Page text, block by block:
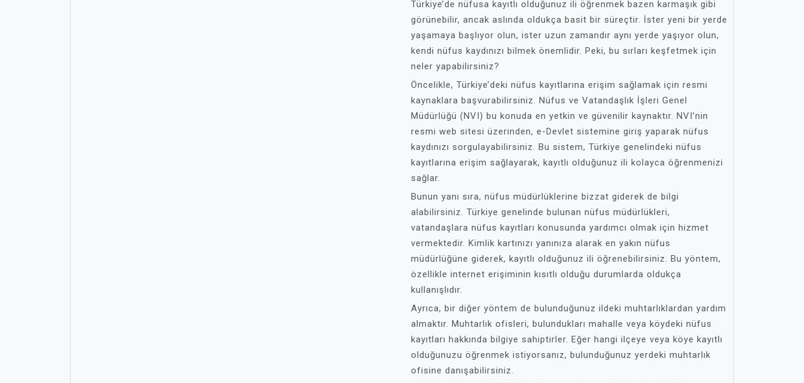
Türkiye’de nüfusa kayıtlı olduğunuz ili öğrenmek bazen karmaşık gibi
görünebilir, ancak aslında oldukça basit bir süreçtir. İster yeni bir yerde
yaşamaya başlıyor olun, ister uzun zamandır aynı yerde yaşıyor olun,
kendi nüfus kaydınızı bilmek önemlidir. Peki, bu sırları keşfetmek için
neler yapabilirsiniz?
Öncelikle, Türkiye’deki nüfus kayıtlarına erişim sağlamak için resmi
kaynaklara başvurabilirsiniz. Nüfus ve Vatandaşlık İşleri Genel
Müdürlüğü (NVI) bu konuda en yetkin ve güvenilir kaynaktır. NVI’nin
resmi web sitesi üzerinden, e-Devlet sistemine giriş yaparak nüfus
kaydınızı sorgulayabilirsiniz. Bu sistem, Türkiye genelindeki nüfus
kayıtlarına erişim sağlayarak, kayıtlı olduğunuz ili kolayca öğrenmenizi
sağlar.
Bunun yanı sıra, nüfus müdürlüklerine bizzat giderek de bilgi
alabilirsiniz. Türkiye genelinde bulunan nüfus müdürlükleri,
vatandaşlara nüfus kayıtları konusunda yardımcı olmak için hizmet
vermektedir. Kimlik kartınızı yanınıza alarak en yakın nüfus
müdürlüğüne giderek, kayıtlı olduğunuz ili öğrenebilirsiniz. Bu yöntem,
özellikle internet erişiminin kısıtlı olduğu durumlarda oldukça
kullanışlıdır.
Ayrıca, bir diğer yöntem de bulunduğunuz ildeki muhtarlıklardan yardım
almaktır. Muhtarlık ofisleri, bulundukları mahalle veya köydeki nüfus
kayıtları hakkında bilgiye sahiptirler. Eğer hangi ilçeye veya köye kayıtlı
olduğunuzu öğrenmek istiyorsanız, bulunduğunuz yerdeki muhtarlık
ofisine danışabilirsiniz.